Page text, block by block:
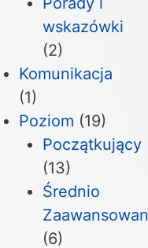
wskazówki
(2)
Komunikacja
(1)
Poziom (19)
Początkujący
(13)
Średnio
(6)